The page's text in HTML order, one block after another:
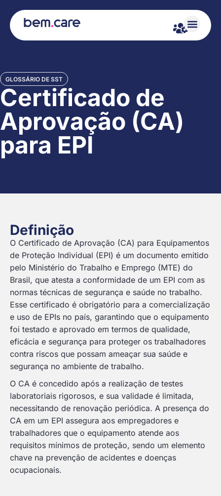
GLOSSÁRIO DE SST
Certificado de
Aprovação (CA)
para EPI
Definição
O Certificado de Aprovação (CA) para Equipamentos
de Proteção Individual (EPI) é um documento emitido
pelo Ministério do Trabalho e Emprego (MTE) do
Brasil, que atesta a conformidade de um EPI com as
normas técnicas de segurança e saúde no trabalho.
Esse certificado é obrigatório para a comercialização
e uso de EPIs no país, garantindo que o equipamento
foi testado e aprovado em termos de qualidade,
eficácia e segurança para proteger os trabalhadores
contra riscos que possam ameaçar sua saúde e
segurança no ambiente de trabalho.
O CA é concedido após a realização de testes
laboratoriais rigorosos, e sua validade é limitada,
necessitando de renovação periódica. A presença do
CA em um EPI assegura aos empregadores e
trabalhadores que o equipamento atende aos
requisitos mínimos de proteção, sendo um elemento
chave na prevenção de acidentes e doenças
ocupacionais.